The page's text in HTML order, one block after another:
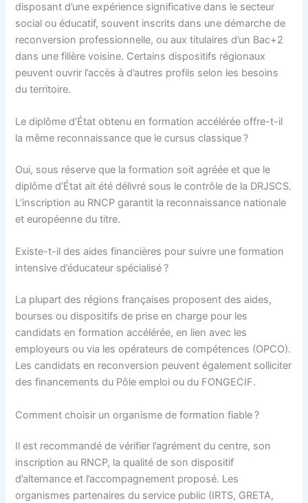
disposant d’une expérience significative dans le secteur
social ou éducatif, souvent inscrits dans une démarche de
reconversion professionnelle, ou aux titulaires d’un Bac+2
dans une filière voisine. Certains dispositifs régionaux
peuvent ouvrir l’accès à d’autres profils selon les besoins
du territoire.
Le diplôme d’État obtenu en formation accélérée offre-t-il
la même reconnaissance que le cursus classique ?
Oui, sous réserve que la formation soit agréée et que le
diplôme d’État ait été délivré sous le contrôle de la DRJSCS.
L’inscription au RNCP garantit la reconnaissance nationale
et européenne du titre.
Existe-t-il des aides financières pour suivre une formation
intensive d’éducateur spécialisé ?
La plupart des régions françaises proposent des aides,
bourses ou dispositifs de prise en charge pour les
candidats en formation accélérée, en lien avec les
employeurs ou via les opérateurs de compétences (OPCO).
Les candidats en reconversion peuvent également solliciter
des financements du Pôle emploi ou du FONGECIF.
Comment choisir un organisme de formation fiable ?
Il est recommandé de vérifier l’agrément du centre, son
inscription au RNCP, la qualité de son dispositif
d’alternance et l’accompagnement proposé. Les
organismes partenaires du service public (IRTS, GRETA,